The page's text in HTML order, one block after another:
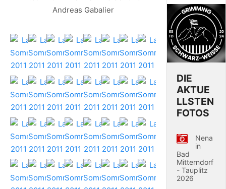
Andreas Gabalier
DIE
AKTUE
LLSTEN
FOTOS
Nena
in
Bad
Mitterndorf
- Tauplitz
2026